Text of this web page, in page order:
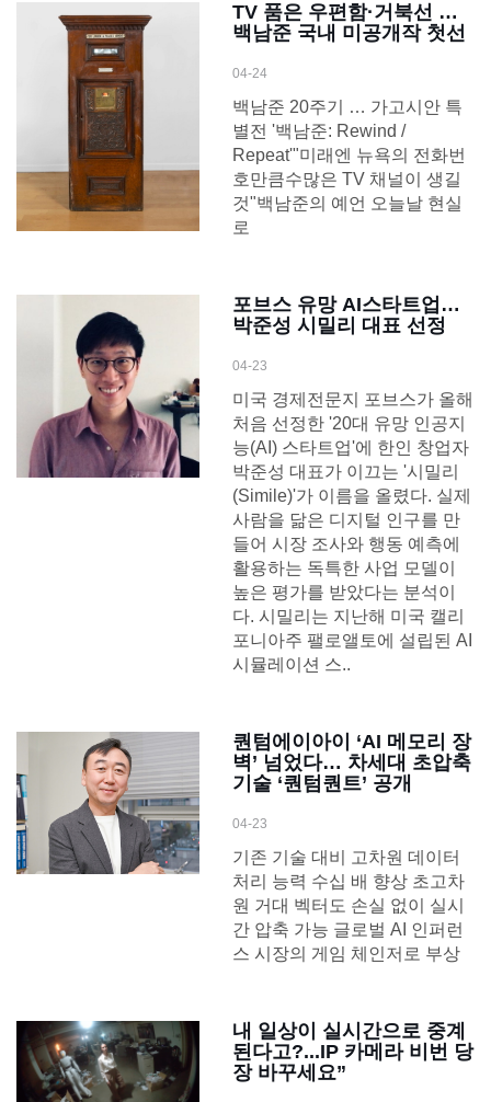
TV 품은 우편함·거북선 …
백남준 국내 미공개작 첫선
04-24
백남준 20주기 … 가고시안 특
별전 '백남준: Rewind /
Repeat'"미래엔 뉴욕의 전화번
호만큼수많은 TV 채널이 생길
것"백남준의 예언 오늘날 현실
로
포브스 유망 AI스타트업…
박준성 시밀리 대표 선정
04-23
미국 경제전문지 포브스가 올해
처음 선정한 '20대 유망 인공지
능(AI) 스타트업'에 한인 창업자
박준성 대표가 이끄는 '시밀리
(Simile)'가 이름을 올렸다. 실제
사람을 닮은 디지털 인구를 만
들어 시장 조사와 행동 예측에
활용하는 독특한 사업 모델이
높은 평가를 받았다는 분석이
다. 시밀리는 지난해 미국 캘리
포니아주 팰로앨토에 설립된 AI
시뮬레이션 스..
퀀텀에이아이 ‘AI 메모리 장
벽’ 넘었다… 차세대 초압축
기술 ‘퀀텀퀀트’ 공개
04-23
기존 기술 대비 고차원 데이터
처리 능력 수십 배 향상 초고차
원 거대 벡터도 손실 없이 실시
간 압축 가능 글로벌 AI 인퍼런
스 시장의 게임 체인저로 부상
내 일상이 실시간으로 중계
된다고?...IP 카메라 비번 당
장 바꾸세요”